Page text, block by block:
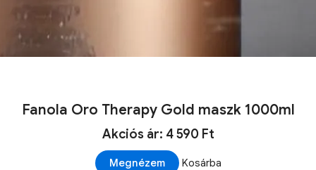
Fanola Oro Therapy Gold maszk 1000ml
Akciós ár: 4 590 Ft
Megnézem Kosárba